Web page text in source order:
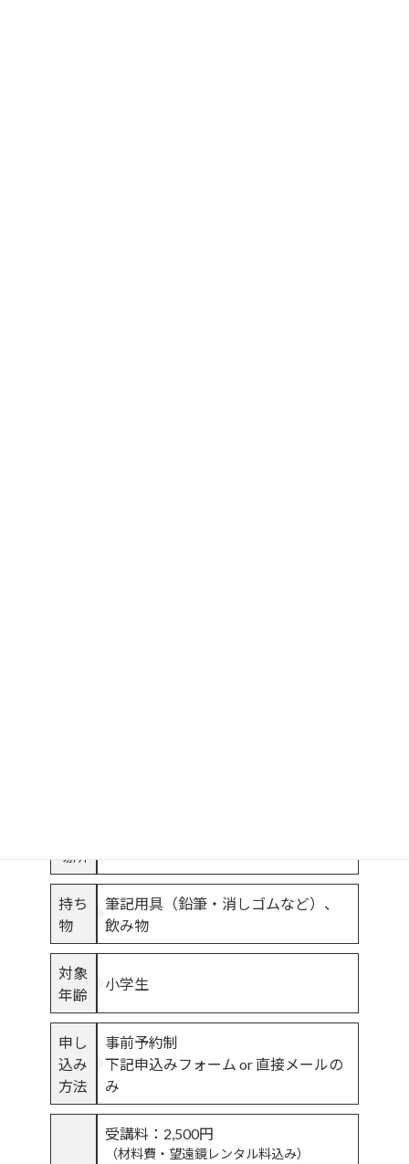
場所
持ち
物
筆記用具（鉛筆・消しゴムなど）、
飲み物
対象
年齢
小学生
申し
込み
方法
事前予約制
下記申込みフォーム or 直接メールの
み
受講料：2,500円
（材料費・望遠鏡レンタル料込み）